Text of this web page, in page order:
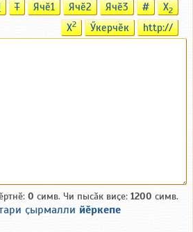
T Ячӗ1 Ячӗ2 Ячӗ3 # X2
X2 Ӳкерчӗк http://
0 симв. Чи пысӑк виҫе: 1200 симв.
ҫырмалли йӗркепе